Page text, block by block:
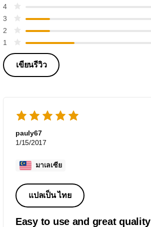
4
3
2
1
เขียนรีวิว
pauly67
1/15/2017
มาเลเซีย
แปลเป็น ไทย
Easy to use and great quality